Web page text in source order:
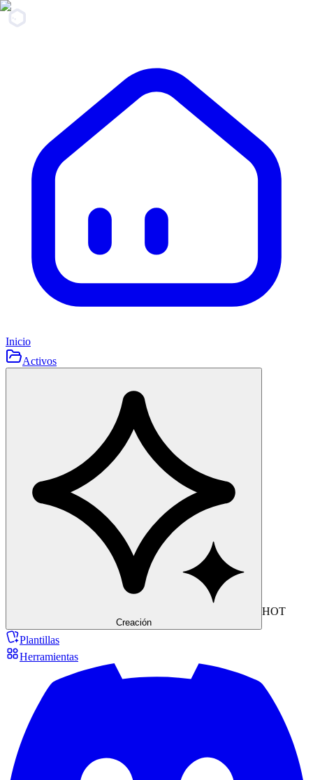
Inicio
Activos
Creación
HOT
Plantillas
Herramientas